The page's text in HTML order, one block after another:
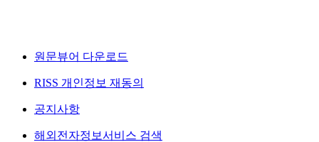
원문뷰어 다운로드
RISS 개인정보 재동의
공지사항
해외전자정보서비스 검색